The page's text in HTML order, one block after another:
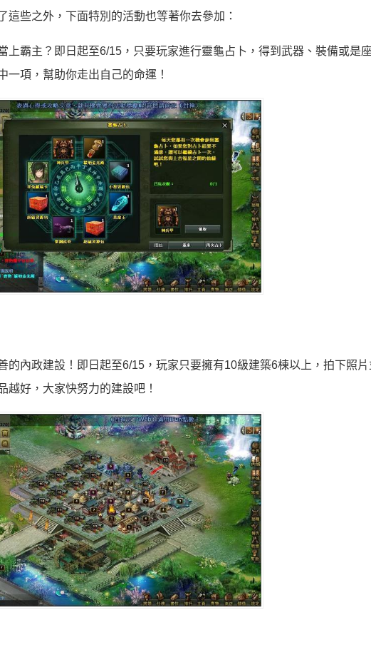
些之外，下面特別的活動也等著你去參加：
上霸主？即日起至6/15，只要玩家進行靈龜占卜，得到武器、裝備或是
項，幫助你走出自己的命運！
的內政建設！即日起至6/15，玩家只要擁有10級建築6棟以上，拍下照
越好，大家快努力的建設吧！